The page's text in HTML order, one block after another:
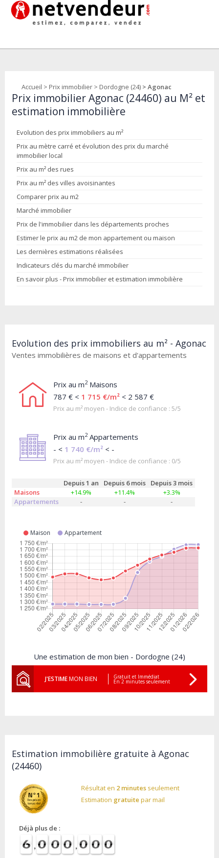
Accueil > Prix immobilier > Dordogne (24) > Agonac
Prix immobilier Agonac (24460) au M² et
estimation immobilière
Evolution des prix immobiliers au m²
Prix au mètre carré et évolution des prix du marché
immobilier local
Prix au m² des rues
Prix au m² des villes avoisinantes
Comparer prix au m2
Marché immobilier
Prix de l'immobilier dans les départements proches
Estimer le prix au m2 de mon appartement ou maison
Les dernières estimations réalisées
Indicateurs clés du marché immobilier
En savoir plus - Prix immobilier et estimation immobilière
Evolution des prix immobiliers au m² - Agonac
Ventes immobilières de maisons et d'appartements
Prix au m2Maisons
787 € < 1 715 €/m² < 2 587 €
Prix au m² moyen - Indice de confiance : 5/5
Prix au m2Appartements
- < 1 740 €/m² < -
Prix au m² moyen - Indice de confiance : 0/5
Depuis 1 an Depuis 6 mois
Depuis 3 mois
Maisons
+14.9% +11.4%
+3.3%
Appartements
- - -
Maison Appartement
Une estimation de mon bien - Dordogne (24)
J'ESTIMEMON BIEN Gratuit et Immédiat
En 2 minutes seulement
Estimation immobilière gratuite à Agonac
(24460)
Résultat en 2 minutesseulement
Estimation gratuite par mail
Déjà plus de :